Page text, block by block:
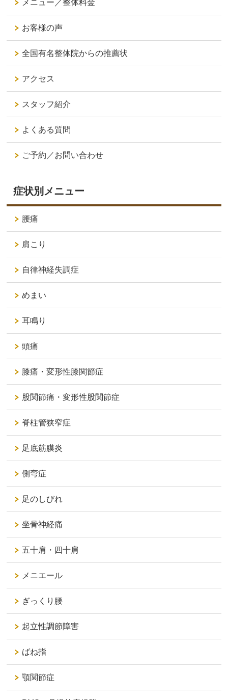
メニュー／整体料金
お客様の声
全国有名整体院からの推薦状
アクセス
スタッフ紹介
よくある質問
ご予約／お問い合わせ
症状別メニュー
腰痛
肩こり
自律神経失調症
めまい
耳鳴り
頭痛
膝痛・変形性膝関節症
股関節痛・変形性股関節症
脊柱管狭窄症
足底筋膜炎
側弯症
足のしびれ
坐骨神経痛
五十肩・四十肩
メニエール
ぎっくり腰
起立性調節障害
ばね指
顎関節症